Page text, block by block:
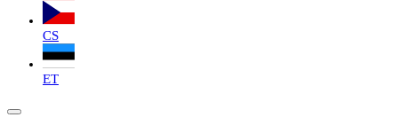
CS
ET